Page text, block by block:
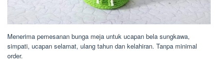
Menerima pemesanan bunga meja untuk ucapan bela sungkawa,
simpati, ucapan selamat, ulang tahun dan kelahiran. Tanpa minimal
order.